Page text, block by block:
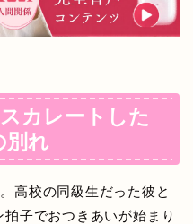
カレートした
別れ
高校の同級生だった彼と
子でおつきあいが始まり